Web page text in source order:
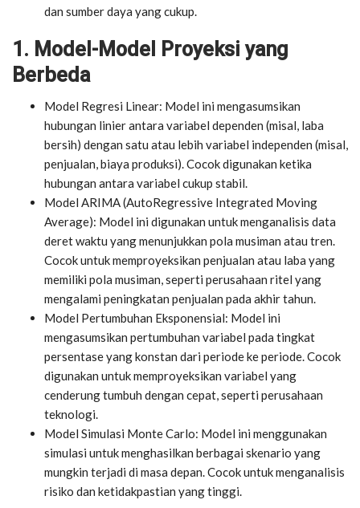
dan sumber daya yang cukup.
1. Model-Model Proyeksi yang
Berbeda
Model Regresi Linear: Model ini mengasumsikan
hubungan linier antara variabel dependen (misal, laba
bersih) dengan satu atau lebih variabel independen (misal,
penjualan, biaya produksi). Cocok digunakan ketika
hubungan antara variabel cukup stabil.
Model ARIMA (AutoRegressive Integrated Moving
Average): Model ini digunakan untuk menganalisis data
deret waktu yang menunjukkan pola musiman atau tren.
Cocok untuk memproyeksikan penjualan atau laba yang
memiliki pola musiman, seperti perusahaan ritel yang
mengalami peningkatan penjualan pada akhir tahun.
Model Pertumbuhan Eksponensial: Model ini
mengasumsikan pertumbuhan variabel pada tingkat
persentase yang konstan dari periode ke periode. Cocok
digunakan untuk memproyeksikan variabel yang
cenderung tumbuh dengan cepat, seperti perusahaan
teknologi.
Model Simulasi Monte Carlo: Model ini menggunakan
simulasi untuk menghasilkan berbagai skenario yang
mungkin terjadi di masa depan. Cocok untuk menganalisis
risiko dan ketidakpastian yang tinggi.